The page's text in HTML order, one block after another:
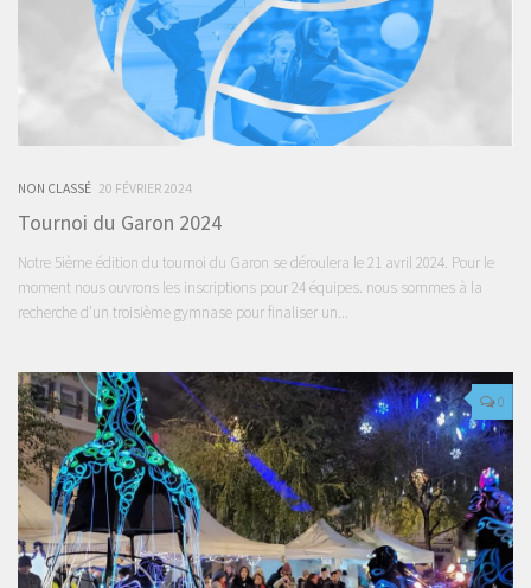
NON CLASSÉ 20 FÉVRIER 2024
Tournoi du Garon 2024
Notre 5ième édition du tournoi du Garon se déroulera le 21 avril 2024. Pour le
moment nous ouvrons les inscriptions pour 24 équipes. nous sommes à la
recherche d’un troisième gymnase pour finaliser un...
0